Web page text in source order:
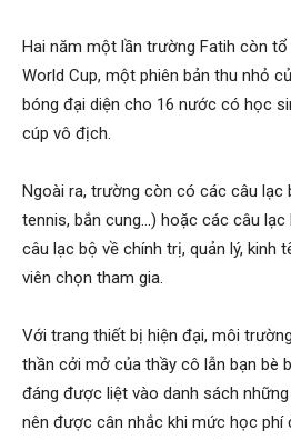
Hai năm một lần trường Fatih còn
World Cup, một phiên bản thu nhỏ
bóng đại diện cho 16 nước có học
cúp vô địch.
Ngoài ra, trường còn có các câu lạc
tennis, bắn cung…) hoặc các câu lạc
câu lạc bộ về chính trị, quản lý, kinh
viên chọn tham gia.
Với trang thiết bị hiện đại, môi
thần cởi mở của thầy cô lẫn bạn bè
đáng được liệt vào danh sách
nên được cân nhắc khi mức học phí